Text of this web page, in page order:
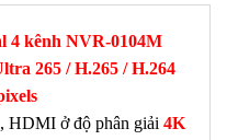
4 kênh NVR-0104M
265 / H.265 / H.264
ở độ phân giải 4K